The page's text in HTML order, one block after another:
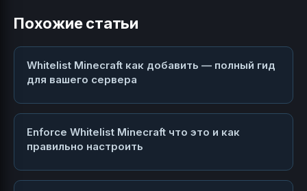
Похожие статьи
Whitelist Minecraft как добавить — полный гид
для вашего сервера
Enforce Whitelist Minecraft что это и как
правильно настроить